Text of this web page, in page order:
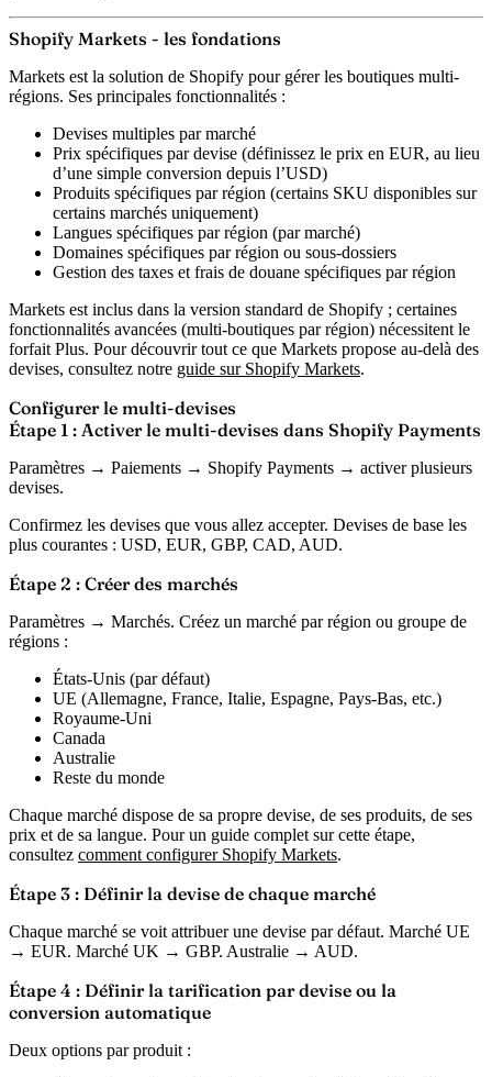
Shopify Markets - les fondations
Markets est la solution de Shopify pour gérer les boutiques multi-
régions. Ses principales fonctionnalités :
Devises multiples par marché
Prix spécifiques par devise (définissez le prix en EUR, au lieu
d’une simple conversion depuis l’USD)
Produits spécifiques par région (certains SKU disponibles sur
certains marchés uniquement)
Langues spécifiques par région (par marché)
Domaines spécifiques par région ou sous-dossiers
Gestion des taxes et frais de douane spécifiques par région
Markets est inclus dans la version standard de Shopify ; certaines
fonctionnalités avancées (multi-boutiques par région) nécessitent le
forfait Plus. Pour découvrir tout ce que Markets propose au-delà des
devises, consultez notre guide sur Shopify Markets.
Configurer le multi-devises
Étape 1 : Activer le multi-devises dans Shopify Payments
Paramètres → Paiements → Shopify Payments → activer plusieurs
devises.
Confirmez les devises que vous allez accepter. Devises de base les
plus courantes : USD, EUR, GBP, CAD, AUD.
Étape 2 : Créer des marchés
Paramètres → Marchés. Créez un marché par région ou groupe de
régions :
États-Unis (par défaut)
UE (Allemagne, France, Italie, Espagne, Pays-Bas, etc.)
Royaume-Uni
Canada
Australie
Reste du monde
Chaque marché dispose de sa propre devise, de ses produits, de ses
prix et de sa langue. Pour un guide complet sur cette étape,
consultez comment configurer Shopify Markets.
Étape 3 : Définir la devise de chaque marché
Chaque marché se voit attribuer une devise par défaut. Marché UE
→ EUR. Marché UK → GBP. Australie → AUD.
Étape 4 : Définir la tarification par devise ou la
conversion automatique
Deux options par produit :